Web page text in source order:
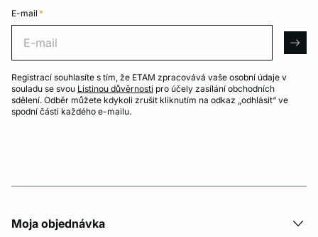
E-mail *
Registrací souhlasíte s tím, že ETAM zpracovává vaše osobní údaje v
souladu se svou Listinou důvěrnosti pro účely zasílání obchodních
sdělení. Odběr můžete kdykoli zrušit kliknutím na odkaz „odhlásit“ ve
spodní části každého e-mailu.
Moja objednávka